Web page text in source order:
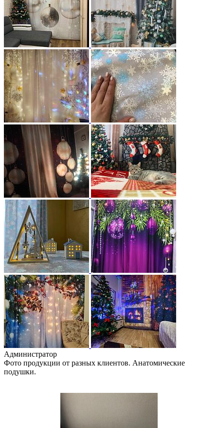
Администратор
Фото продукции от разных клиентов. Анатомические
подушки.